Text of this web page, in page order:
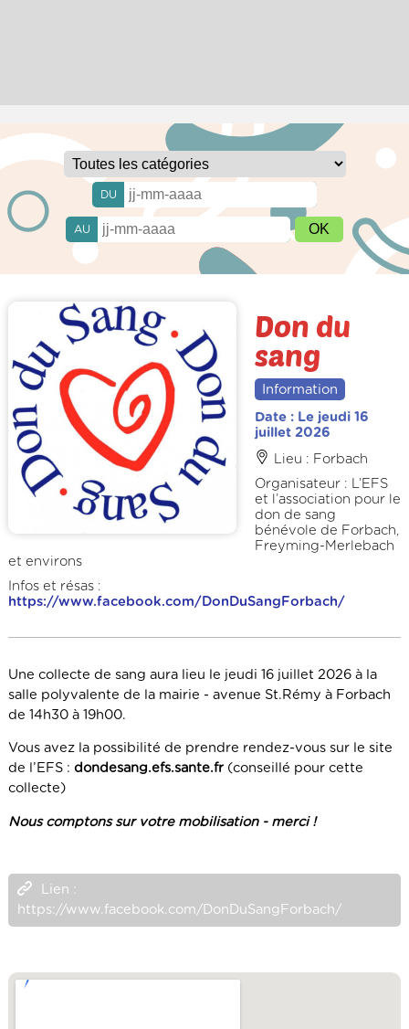
DU
AU
Don du
sang
Information
Date : Le jeudi 16
juillet 2026
Lieu : Forbach
Organisateur : L’EFS
et l’association pour le
don de sang
bénévole de Forbach,
Freyming-Merlebach
et environs
Infos et résas :
https://www.facebook.com/DonDuSangForbach/
Une collecte de sang aura lieu le jeudi 16 juillet 2026 à la
salle polyvalente de la mairie - avenue St.Rémy à Forbach
de 14h30 à 19h00.
Vous avez la possibilité de prendre rendez-vous sur le site
de l’EFS : dondesang.efs.sante.fr(conseillé pour cette
collecte)
Nous comptons sur votre mobilisation - merci !
Lien :
https://www.facebook.com/DonDuSangForbach/